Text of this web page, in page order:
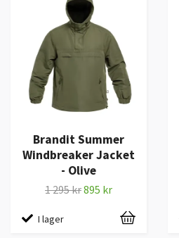
Brandit Summer
Windbreaker Jacket
- Olive
1 295 kr895 kr
I lager